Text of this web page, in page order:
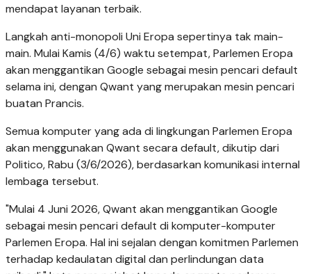
mendapat layanan terbaik.
Langkah anti-monopoli Uni Eropa sepertinya tak main-
main. Mulai Kamis (4/6) waktu setempat, Parlemen Eropa
akan menggantikan Google sebagai mesin pencari default
selama ini, dengan Qwant yang merupakan mesin pencari
buatan Prancis.
Semua komputer yang ada di lingkungan Parlemen Eropa
akan menggunakan Qwant secara default, dikutip dari
Politico, Rabu (3/6/2026), berdasarkan komunikasi internal
lembaga tersebut.
"Mulai 4 Juni 2026, Qwant akan menggantikan Google
sebagai mesin pencari default di komputer-komputer
Parlemen Eropa. Hal ini sejalan dengan komitmen Parlemen
terhadap kedaulatan digital dan perlindungan data